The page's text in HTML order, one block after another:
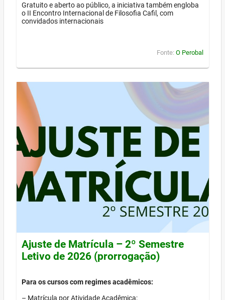
Gratuito e aberto ao público, a iniciativa também engloba
o II Encontro Internacional de Filosofia Cafil, com
convidados internacionais
Fonte: O Perobal
Ajuste de Matrícula – 2º Semestre
Letivo de 2026 (prorrogação)
Para os cursos com regimes acadêmicos:
– Matrícula por Atividade Acadêmica;